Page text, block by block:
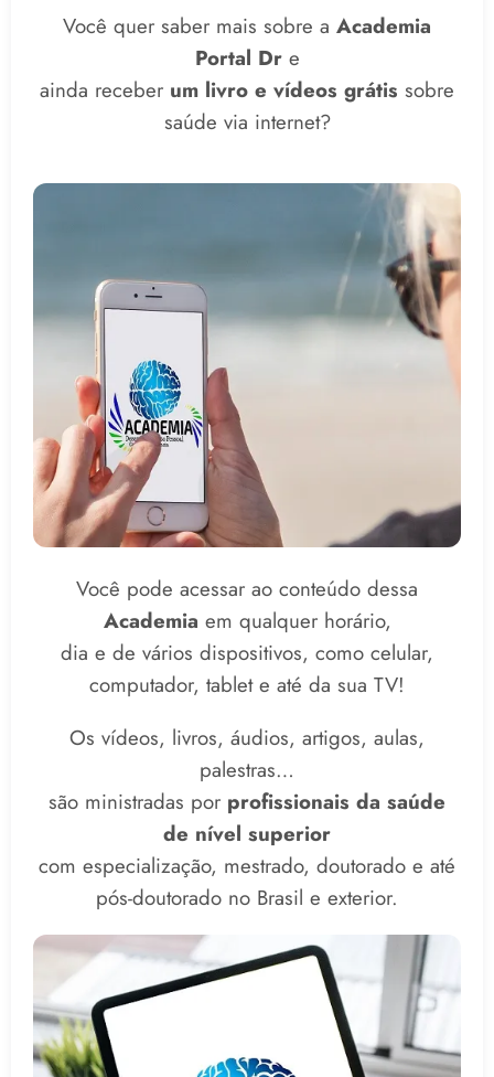
Você quer saber mais sobre a Academia
Portal Dre
ainda receber um livro e vídeos grátis sobre
saúde via internet?
Você pode acessar ao conteúdo dessa
Academia em qualquer horário,
dia e de vários dispositivos, como celular,
computador, tablet e até da sua TV!
Os vídeos, livros, áudios, artigos, aulas,
palestras…
são ministradas por profissionais da saúde
de nível superior
com especialização, mestrado, doutorado e até
pós-doutorado no Brasil e exterior.